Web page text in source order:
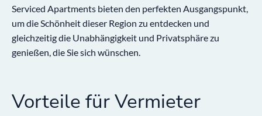
Serviced Apartments bieten den perfekten Ausgangspunkt,
um die Schönheit dieser Region zu entdecken und
gleichzeitig die Unabhängigkeit und Privatsphäre zu
genießen, die Sie sich wünschen.
Vorteile für Vermieter